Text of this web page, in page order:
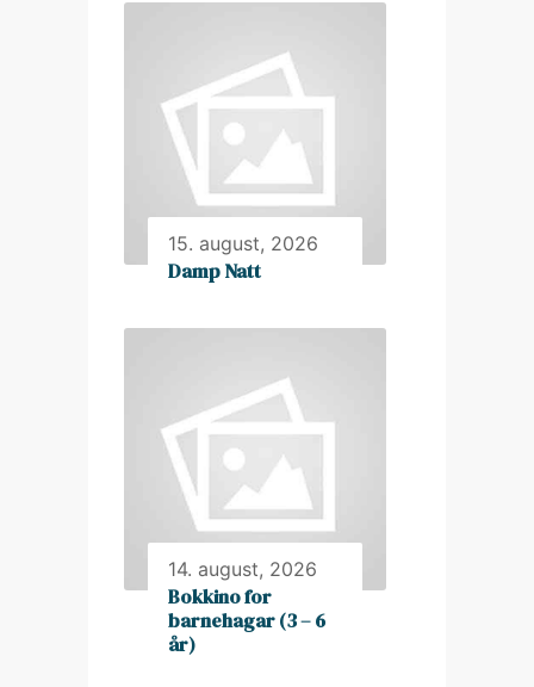
15. august, 2026
Damp Natt
14. august, 2026
Bokkino for
barnehagar (3 – 6
år)